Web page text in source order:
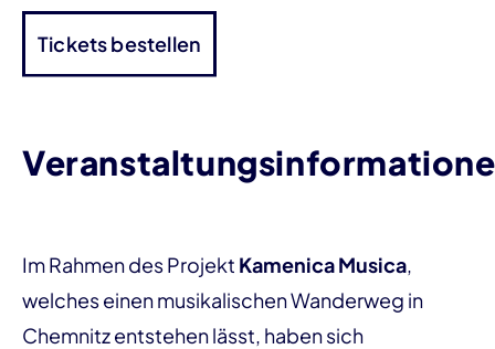
Tickets bestellen
Im Rahmen des Projekt Kamenica Musica
welches einen musikalischen Wanderweg in
Chemnitz entstehen lässt, haben sich